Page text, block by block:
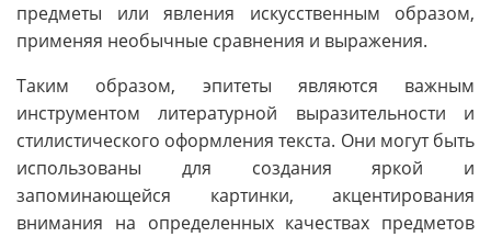
предметы или явления искусственным образом,
применяя необычные сравнения и выражения.
Таким образом, эпитеты являются важным
инструментом литературной выразительности и
стилистического оформления текста. Они могут быть
использованы для создания яркой и
запоминающейся картинки, акцентирования
внимания на определенных качествах предметов